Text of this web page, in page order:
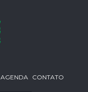
AGENDA CONTATO